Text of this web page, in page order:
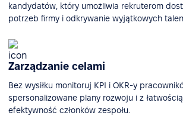
kandydatów, który umożliwia rekruterom
potrzeb firmy i odkrywanie wyjątkowych
Zarządzanie celami
Bez wysiłku monitoruj KPI i OKR-y
spersonalizowane plany rozwoju i z
efektywność członków zespołu.